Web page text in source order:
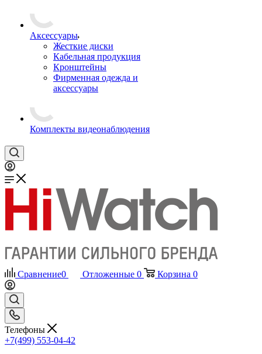
Аксессуары
Жесткие диски
Кабельная продукция
Кронштейны
Фирменная одежда и
аксессуары
Комплекты видеонаблюдения
Сравнение0 Отложенные 0 Корзина 0
Телефоны
+7(499) 553-04-42